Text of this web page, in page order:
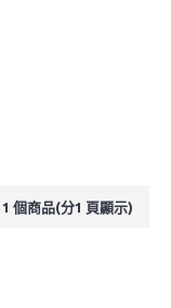
個商品(分1 頁顯示)